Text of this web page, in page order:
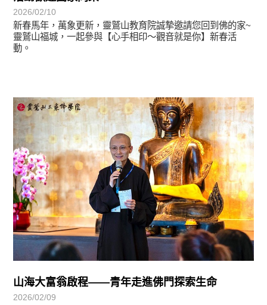
2026/02/10
新春馬年，萬象更新，靈鷲山教育院誠摯邀請您回到佛的家~
靈鷲山福城，一起參與【心手相印～觀音就是你】新春活
動。
山海大富翁啟程——青年走進佛門探索生命
2026/02/09
學習分享